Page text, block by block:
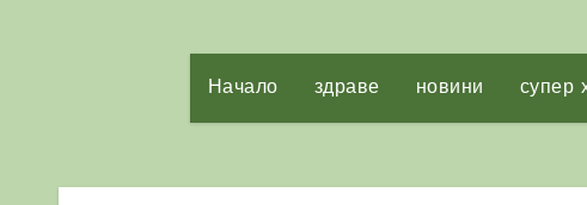
Начало здраве новини супер